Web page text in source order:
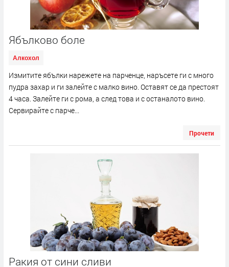
Ябълково боле
Алкохол
Измитите ябълки нарежете на парченце, наръсете ги с много
пудра захар и ги залейте с малко вино. Оставят се да престоят
4 часа. Залейте ги с рома, а след това и с останалото вино.
Сервирайте с парче...
Прочети
Ракия от сини сливи